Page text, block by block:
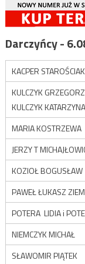
Darczyńcy -
KACPER STAROŚCIAK
KULCZYK
KULCZYK KATARZYNA
MARIA KOSTRZEWA
JERZY T
KOZIOŁ BOGUSŁAW
PAWEŁ ŁUKASZ
POTERA LIDIA i
NIEMCZYK MICHAŁ
SŁAWOMIR PIĄTEK